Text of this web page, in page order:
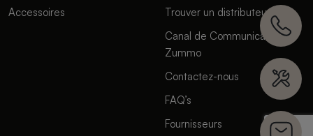
Accessoires
Trouver un distributeur
Canal de Communication de
Zummo
Contactez-nous
FAQ’s
Fournisseurs